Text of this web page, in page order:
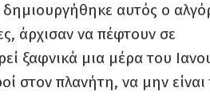
αυτός ο
άρχισαν να πέφτουν σε
ξαφνικά μια μέρα του
στον πλανήτη, να μην